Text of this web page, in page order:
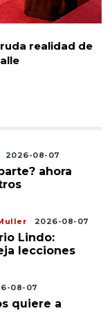
realidad de
2026-08-07
ahora
2026-08-07
Lindo:
lecciones
08-07
quiere a